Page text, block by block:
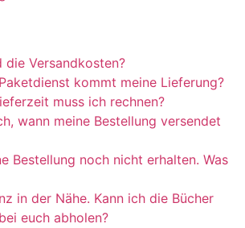
die Versandkosten?
kommt meine Lieferung?
muss ich rechnen?
wann meine Bestellung versendet
Bestellung noch nicht erhalten. Was
in der Nähe. Kann ich die Bücher
euch abholen?